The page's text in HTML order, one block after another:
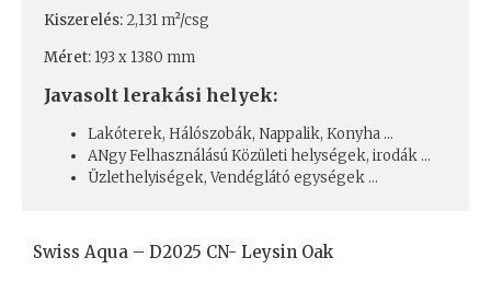
Kiszerelés: 2,131 m²/csg
Méret: 193 x 1380 mm
Javasolt lerakási helyek:
Lakóterek, Hálószobák, Nappalik, Konyha …
ANgy Felhasználású Közületi helységek, irodák …
Üzlethelyiségek, Vendéglátó egységek …
Swiss Aqua – D2025 CN- Leysin Oak